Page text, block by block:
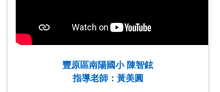
豐原區南陽國小 陳智鉉
指導老師：黃美圓